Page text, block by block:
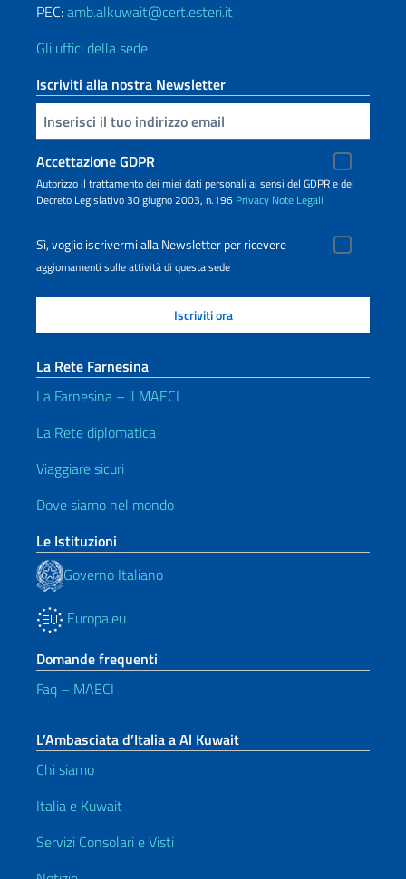
PEC:amb.alkuwait@cert.esteri.it
Gli uffici della sede
Iscriviti alla nostra Newsletter
Inserisci la tua email
Accettazione GDPR
Autorizzo il trattamento dei miei dati personali ai sensi del GDPR e del
Decreto Legislativo 30 giugno 2003, n.196 Privacy Note Legali
Sì, voglio iscrivermi alla Newsletter per ricevere
aggiornamenti sulle attività di questa sede
La Rete Farnesina
La Farnesina – il MAECI
La Rete diplomatica
Viaggiare sicuri
Dove siamo nel mondo
Le Istituzioni
Governo Italiano
Europa.eu
Domande frequenti
Faq – MAECI
L’Ambasciata d’Italia a Al Kuwait
Chi siamo
Italia e Kuwait
Servizi Consolari e Visti